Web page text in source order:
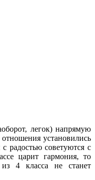
легок) напрямую
установились
радостью советуются с
царит гармония, то
4 класса не станет